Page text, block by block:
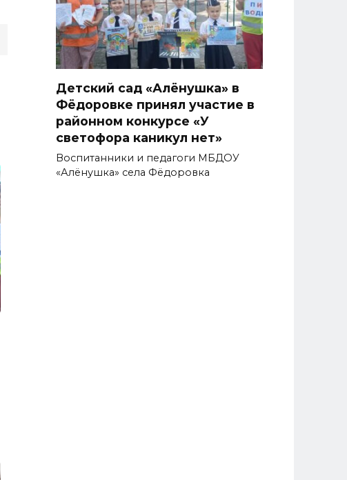
Детский сад «Алёнушка» в
Фёдоровке принял участие в
районном конкурсе «У
светофора каникул нет»
Воспитанники и педагоги МБДОУ
«Алёнушка» села Фёдоровка